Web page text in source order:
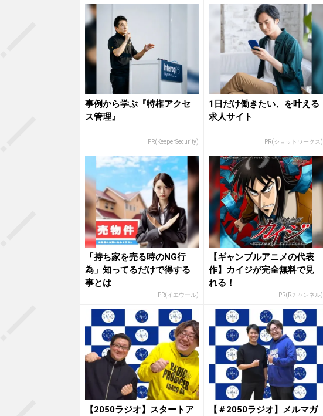
事例から学ぶ『特権アクセ
ス管理』
PR(KeeperSecurity)
1日だけ働きたい、を叶える
求人サイト
PR(ショットワークス)
「持ち家を売る時のNG行
為」知ってるだけで得する
事とは
PR(イエウール)
【ギャンブルアニメの代表
作】カイジが完全無料で見
れる！
PR(Rチャンネル)
【2050ラジオ】スタートア
【＃2050ラジオ】メルマガ